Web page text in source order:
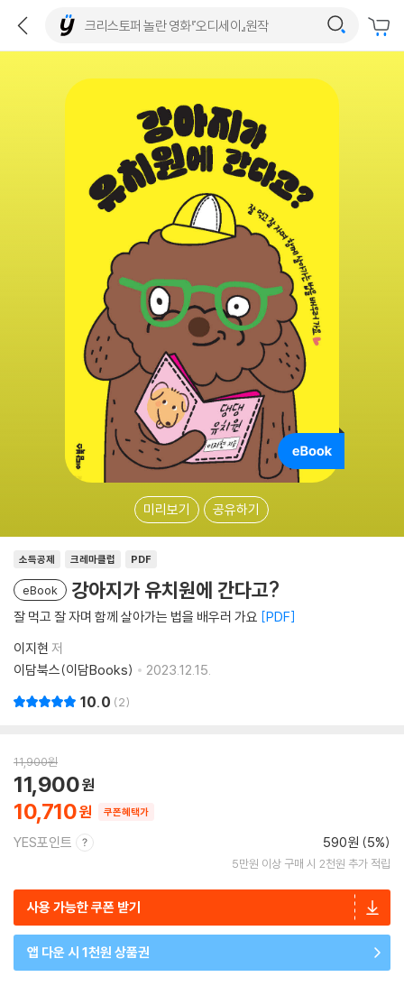
미리보기 공유하기
소득공제 크레마클럽 PDF
eBook 강아지가 유치원에 간다고?
잘 먹고 잘 자며 함께 살아가는 법을 배우러 가요 PDF
이지현 저
이담북스(이담Books)
2023.12.15.
10.0 2
11,900원
10,710
11,900
쿠폰혜택가
YES포인트 590원 (5%)
5만원 이상 구매 시 2천원 추가 적립
사용 가능한 쿠폰 받기
앱 다운 시 1천원 상품권